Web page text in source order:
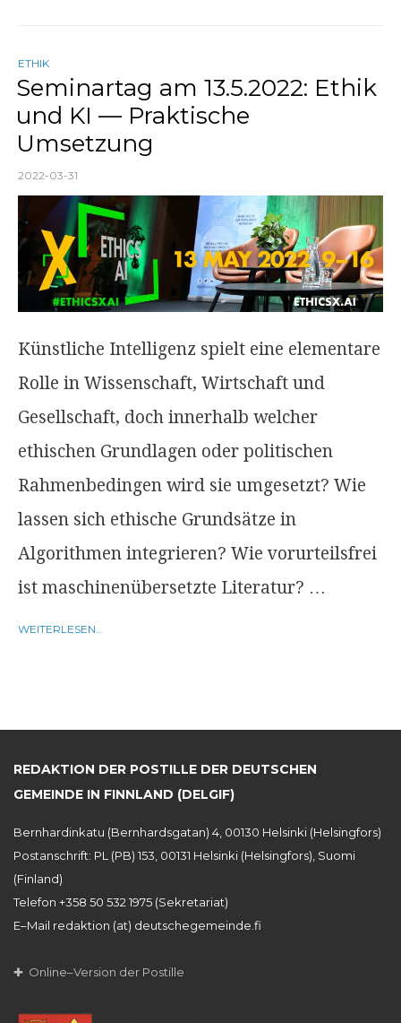
ETHIK
Seminartag am 13.5.2022: Ethik
und KI — Praktische
Umsetzung
2022-03-31
Künstliche Intelligenz spielt eine elementare
Rolle in Wissenschaft, Wirtschaft und
Gesellschaft, doch innerhalb welcher
ethischen Grundlagen oder politischen
Rahmenbedingen wird sie umgesetzt? Wie
lassen sich ethische Grundsätze in
Algorithmen integrieren? Wie vorurteilsfrei
ist maschinenübersetzte Literatur? …
WEITERLESEN…
REDAKTION DER POSTILLE DER DEUTSCHEN
GEMEINDE IN FINNLAND (DELGIF)
Bernhardinkatu (Bernhardsgatan) 4, 00130 Helsinki (Helsingfors)
Postanschrift: PL (PB) 153, 00131 Helsinki (Helsingfors), Suomi
(Finland)
Telefon +358 50 532 1975 (Sekretariat)
E–Mail redaktion (at) deutschegemeinde.fi
✚ Online–Version der Postille